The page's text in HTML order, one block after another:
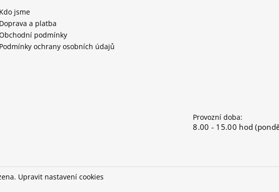
Kdo jsme
Doprava a platba
podmínky
Podmínky ochrany osobních údajů
Provozní doba:
8.00 - 15.00 hod
Upravit nastavení cookies